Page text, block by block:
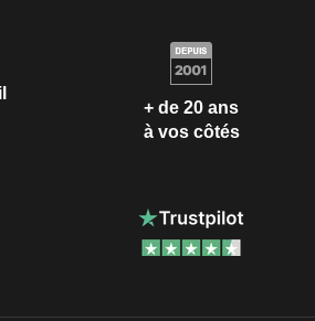
+ de 20 ans
à vos côtés